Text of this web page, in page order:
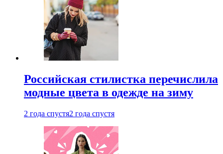
Российская стилистка перечислила
модные цвета в одежде на зиму
2 года спустя2 года спустя